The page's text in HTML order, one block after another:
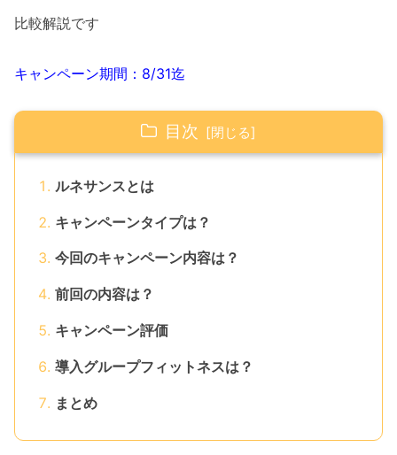
比較解説です
キャンペーン期間：8/31迄
目次
ルネサンスとは
キャンペーンタイプは？
今回のキャンペーン内容は？
前回の内容は？
キャンペーン評価
導入グループフィットネスは？
まとめ